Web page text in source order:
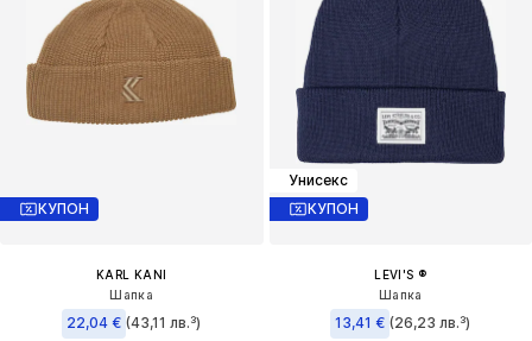
КУПОН
KARL KANI
Шапка
22,04 € (43,11 лв.³)
Унисекс
КУПОН
LEVI'S ®
Шапка
13,41 € (26,23 лв.³)